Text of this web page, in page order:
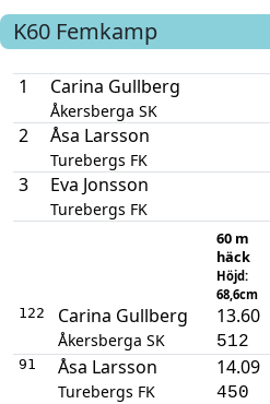
K60 Femkamp
1 Carina Gullberg
Åkersberga SK
2 Åsa Larsson
Turebergs FK
3 Eva Jonsson
Turebergs FK
60 m
häck
Höjd:
68,6cm
122 Carina Gullberg
Åkersberga SK
13.60
512
91 Åsa Larsson
Turebergs FK
14.09
450